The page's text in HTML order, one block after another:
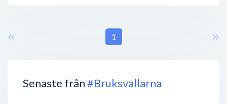
Senaste från#Bruksvallarna
1